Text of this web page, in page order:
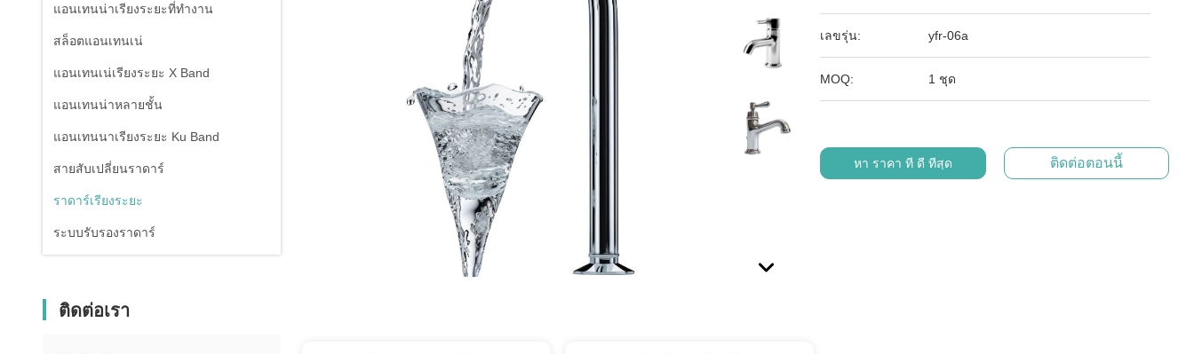
แอนเทนน่าเรียงระยะที่ทํางาน
สล็อตแอนเทนเน่
แอนเทนเน่เรียงระยะ X Band
แอนเทนน่าหลายชั้น
แอนเทนนาเรียงระยะ Ku Band
สายสับเปลี่ยนราดาร์
ราดาร์เรียงระยะ
ระบบรับรองราดาร์
ติดต่อเรา
เลขรุ่น: yfr-06a
MOQ: 1 ชุด
หา ราคา ที่ ดี ที่สุด ติดต่อตอนนี้